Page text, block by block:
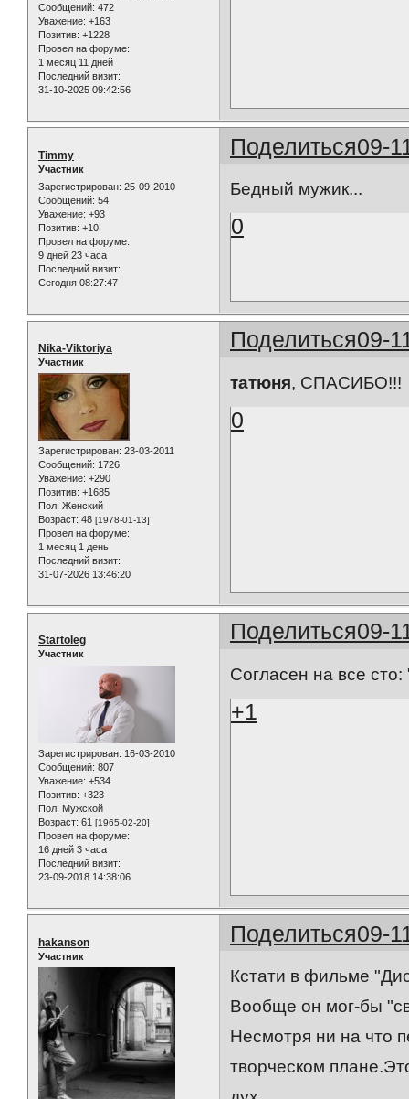
Сообщений: 472
Уважение: +163
Позитив: +1228
Провел на форуме:
1 месяц 11 дней
Последний визит:
31-10-2025 09:42:56
Поделиться09-
Timmy
Участник
Зарегистрирован: 25-09-2010
Сообщений: 54
Уважение: +93
Позитив: +10
Провел на форуме:
9 дней 23 часа
Последний визит:
Сегодня 08:27:47
Бедный мужик...
0
Поделиться09-
Nika-Viktoriya
Участник
Зарегистрирован: 23-03-2011
Сообщений: 1726
Уважение: +290
Позитив: +1685
Пол: Женский
Возраст: 48 [1978-01-13]
Провел на форуме:
1 месяц 1 день
Последний визит:
31-07-2026 13:46:20
татюня, СПАСИБО!!!
0
Поделиться09-
Startoleg
Участник
Зарегистрирован: 16-03-2010
Сообщений: 807
Уважение: +534
Позитив: +323
Пол: Мужской
Возраст: 61 [1965-02-20]
Провел на форуме:
16 дней 3 часа
Последний визит:
23-09-2018 14:38:06
Согласен на все
+1
Поделиться09-
hakanson
Участник
Кстати в фильме
Вообще он мог-бы
Несмотря ни на что
творческом